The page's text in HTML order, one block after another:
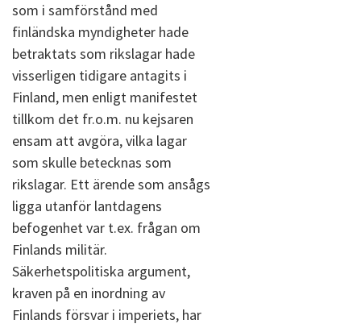
som i samförstånd med
finländska myndigheter hade
betraktats som rikslagar hade
visserligen tidigare antagits i
Finland, men enligt manifestet
tillkom det fr.o.m. nu kejsaren
ensam att avgöra, vilka lagar
som skulle betecknas som
rikslagar. Ett ärende som ansågs
ligga utanför lantdagens
befogenhet var t.ex. frågan om
Finlands militär.
Säkerhetspolitiska argument,
kraven på en inordning av
Finlands försvar i imperiets, har